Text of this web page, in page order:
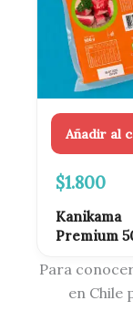
Añadir al
$1.800
Kanikama
Premium
Para
en Chile